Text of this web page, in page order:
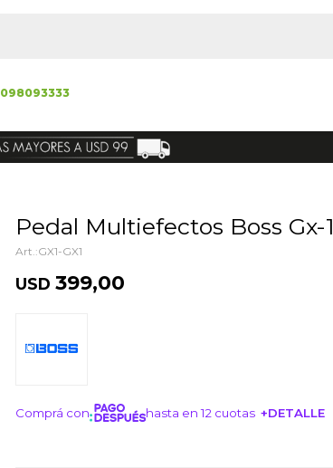
098093333
Pedal Multiefectos Boss Gx-1
GX1-GX1
USD 399,00
Comprá con hasta en 12 cuotas +DETALLE